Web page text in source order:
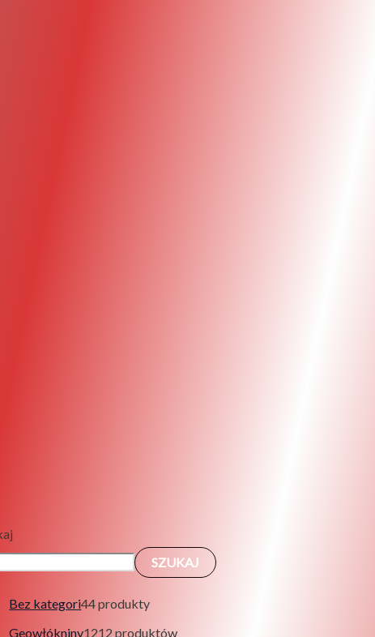
SZUKAJ
Bez kategori44 produkty
Geowłókniny1212 produktów